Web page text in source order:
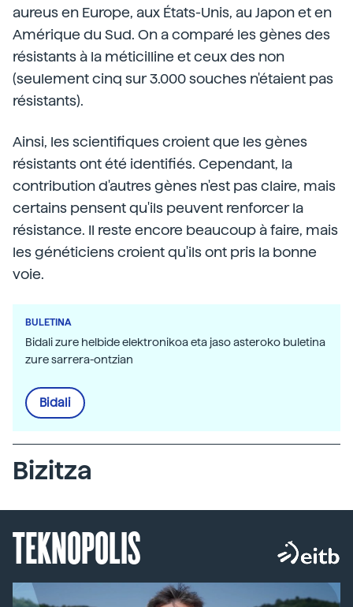
aureus en Europe, aux États-Unis, au Japon et en
Amérique du Sud. On a comparé les gènes des
résistants à la méticilline et ceux des non
(seulement cinq sur 3.000 souches n'étaient pas
résistants).
Ainsi, les scientifiques croient que les gènes
résistants ont été identifiés. Cependant, la
contribution d'autres gènes n'est pas claire, mais
certains pensent qu'ils peuvent renforcer la
résistance. Il reste encore beaucoup à faire, mais
les généticiens croient qu'ils ont pris la bonne
voie.
BULETINA
Bidali zure helbide elektronikoa eta jaso asteroko buletina
zure sarrera-ontzian
Bidali
Bizitza
TEKNOPOLIS